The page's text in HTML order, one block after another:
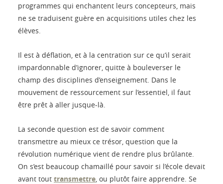
programmes qui enchantent leurs concepteurs, mais
ne se traduisent guère en acquisitions utiles chez les
élèves.
Il est à déflation, et à la centration sur ce qu’il serait
impardonnable d’ignorer, quitte à bouleverser le
champ des disciplines d’enseignement. Dans le
mouvement de ressourcement sur l’essentiel, il faut
être prêt à aller jusque-là.
La seconde question est de savoir comment
transmettre au mieux ce trésor, question que la
révolution numérique vient de rendre plus brûlante.
On s’est beaucoup chamaillé pour savoir si l’école devait
avant tout transmettre , ou plutôt faire apprendre. Se